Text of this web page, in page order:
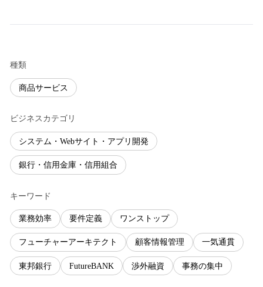
種類
商品サービス
ビジネスカテゴリ
システム・Webサイト・アプリ開発
銀行・信用金庫・信用組合
キーワード
業務効率 要件定義 ワンストップ
フューチャーアーキテクト 顧客情報管理 一気通貫
東邦銀行 FutureBANK 渉外融資 事務の集中